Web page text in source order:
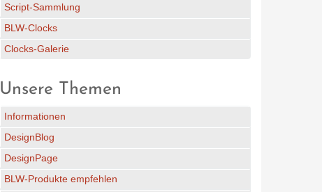
Script-Sammlung
BLW-Clocks
Clocks-Galerie
Unsere Themen
Informationen
DesignBlog
DesignPage
BLW-Produkte empfehlen